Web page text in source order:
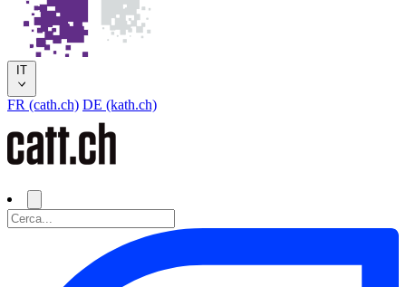
IT
FR (cath.ch) DE (kath.ch)